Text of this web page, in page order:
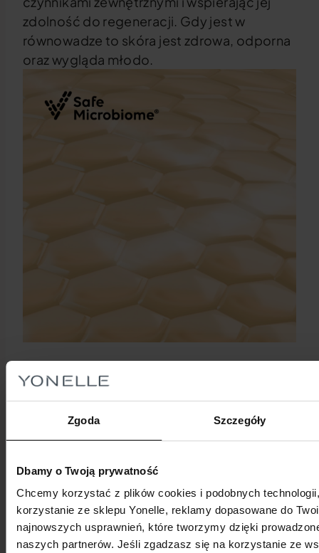
Zgoda Szczegóły
Dbamy o Twoją prywatność
Chcemy korzystać z plików cookies i podobnych
korzystanie ze sklepu Yonelle, reklamy dopasowane do
najnowszych usprawnień, które tworzymy dzięki
naszych partnerów. Jeśli zgadzasz się na korzystanie ze
zdolność do regeneracji. Gdy jest w
równowadze to skóra jest zdrowa, odporna
oraz wygląda młodo.